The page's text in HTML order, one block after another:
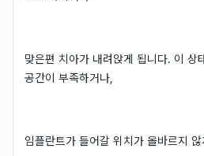
맞은편 치아가 내려앉게 됩니다. 이 상
공간이 부족하거나,
임플란트가 들어갈 위치가 올바르지